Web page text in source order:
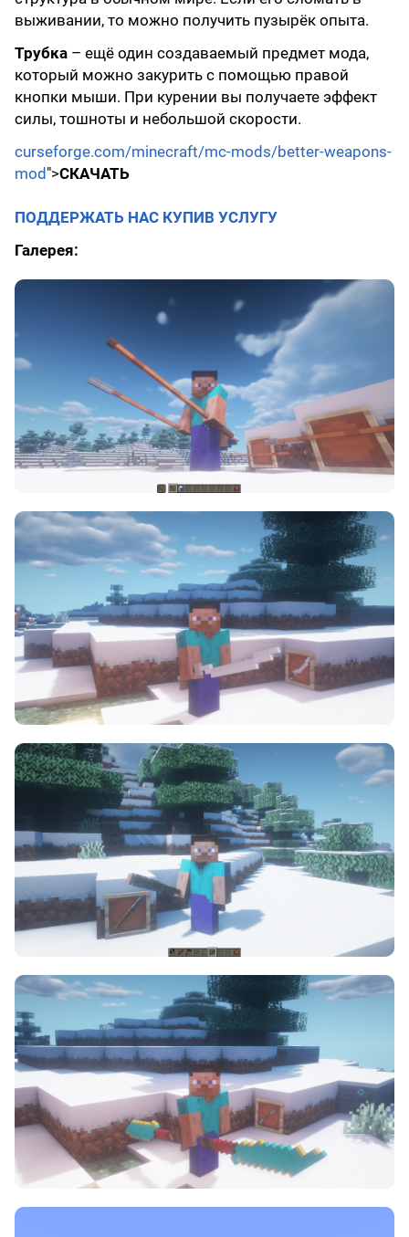
выживании, то можно получить пузырёк опыта.
Трубка – ещё один создаваемый предмет мода,
который можно закурить с помощью правой
кнопки мыши. При курении вы получаете эффект
силы, тошноты и небольшой скорости.
curseforge.com/minecraft/mc-mods/better-weapons-
mod ">СКАЧАТЬ
ПОДДЕРЖАТЬ НАС КУПИВ УСЛУГУ
Галерея: